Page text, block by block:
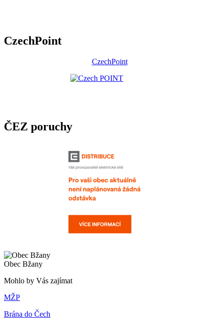
CzechPoint
CzechPoint
ČEZ poruchy
Obec Bžany
Mohlo by Vás zajímat
MŽP
Brána do Čech